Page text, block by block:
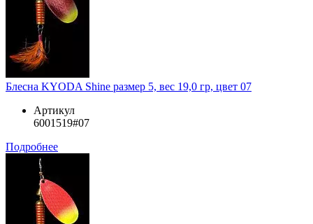
Блесна KYODA Shine размер 5, вес 19,0 гр, цвет 07
Артикул
6001519#07
Подробнее